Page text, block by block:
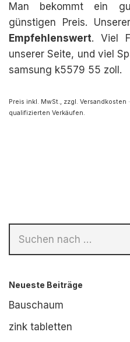
Man bekommt ein
günstigen Preis.
Empfehlenswert. Viel
unserer Seite, und viel
samsung k5579 55 zoll.
Preis inkl. MwSt., zzgl. Versandkosten
qualifizierten Verkäufen.
Neueste Beiträge
Bauschaum
zink tabletten